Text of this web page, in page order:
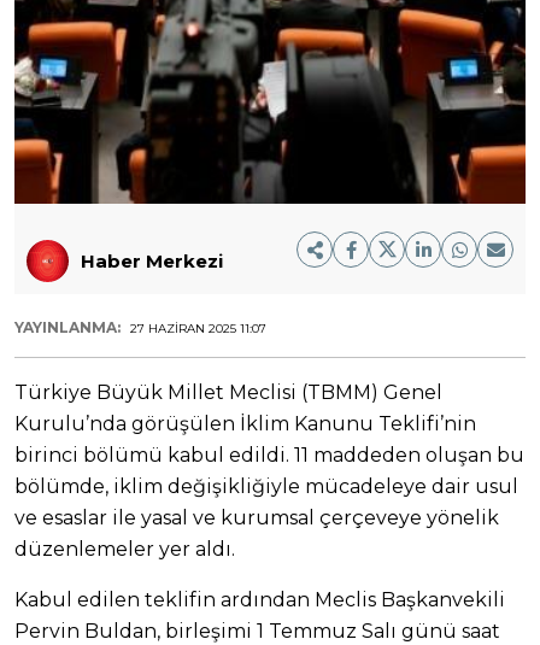
Haber Merkezi
YAYINLANMA: 27 HAZIRAN 2025 11:07
Türkiye Büyük Millet Meclisi (TBMM) Genel
Kurulu’nda görüşülen İklim Kanunu Teklifi’nin
birinci bölümü kabul edildi. 11 maddeden oluşan bu
bölümde, iklim değişikliğiyle mücadeleye dair usul
ve esaslar ile yasal ve kurumsal çerçeveye yönelik
düzenlemeler yer aldı.
Kabul edilen teklifin ardından Meclis Başkanvekili
Pervin Buldan, birleşimi 1 Temmuz Salı günü saat